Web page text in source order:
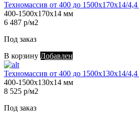
Техномассив от 400 до 1500х170х14/
400-1500х170х14 мм
6 487 р/м2
Под заказ
В корзину Добавлен
Техномассив от 400 до 1500х130х14/
400-1500х130х14 мм
8 525 р/м2
Под заказ